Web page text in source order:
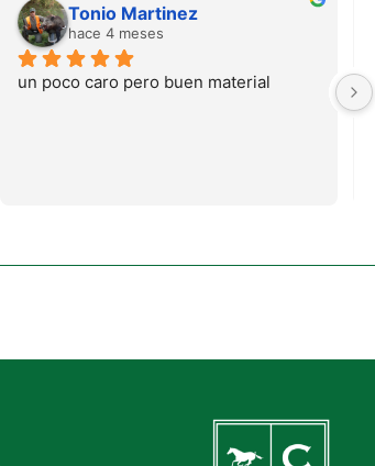
Tonio Martinez
hace 4 meses
un poco caro pero buen material